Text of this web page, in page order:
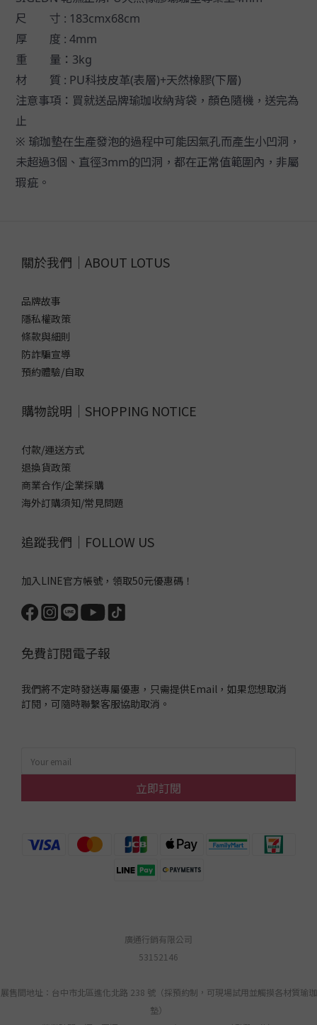
尺 寸 : 183cmx68cm
厚 度 : 4mm
重 量：3kg
材 質 : PU科技皮革(表層)+天然橡膠(下層)
注意事項：買就送品牌瑜珈收納背袋，顏色隨機，送完為
止
※ 瑜珈墊在生產發泡的過程中可能因氣孔而產生小凹洞，
未超過3個、直徑3mm的凹洞，都在正常值範圍內，非屬
瑕疵。
關於我們｜ABOUT LOTUS
品牌故事
隱私權政策
條款與細則
防詐騙宣導
預約體驗/自取
購物說明｜SHOPPING NOTICE
付款/運送方式
退換貨政策
商業合作/企業採購
海外訂購須知/常見問題
追蹤我們｜FOLLOW US
加入LINE官方帳號，領取50元優惠碼！
免費訂閱電子報
我們將不定時發送專屬優惠，只需提供Email，如果您想取消
訂閱，可隨時聯繫客服協助取消。
立即訂閱
廣通行銷有限公司
53152146
展售間地址：台中市北區進化北路 238 號（採預約制，可現場試用並觸摸各材質瑜珈
墊）